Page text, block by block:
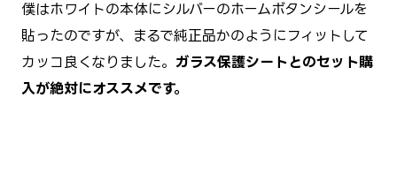
僕はホワイトの本体にシルバーのホームボタンシールを
貼ったのですが、まるで純正品かのようにフィットして
カッコ良くなりました。 ガラス保護シートとのセット購
入が絶対にオススメです。